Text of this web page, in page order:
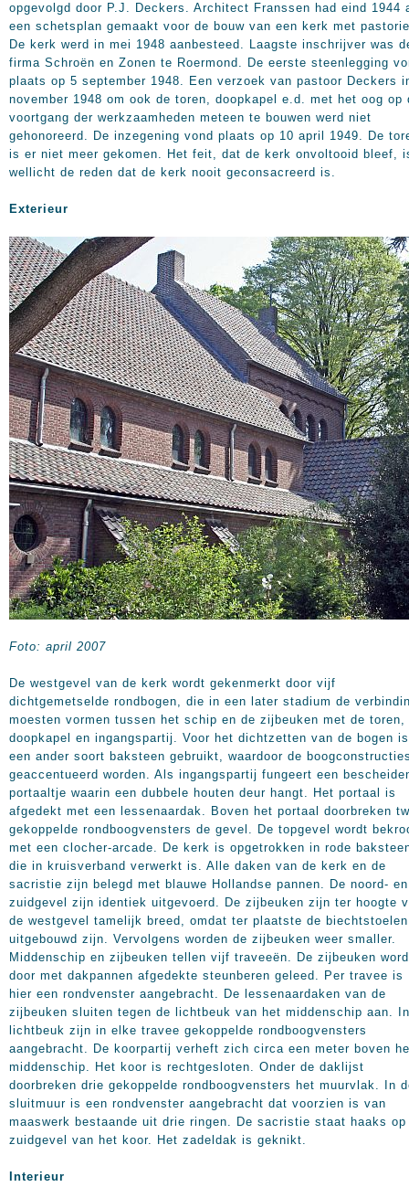
opgevolgd door P.J. Deckers. Architect Franssen had eind 1944
een schetsplan gemaakt voor de bouw van een kerk met
De kerk werd in mei 1948 aanbesteed. Laagste inschrijver was
firma Schroën en Zonen te Roermond. De eerste steenlegging
plaats op 5 september 1948. Een verzoek van pastoor Deckers
november 1948 om ook de toren, doopkapel e.d. met het oog op
voortgang der werkzaamheden meteen te bouwen werd niet
gehonoreerd. De inzegening vond plaats op 10 april 1949. De
is er niet meer gekomen. Het feit, dat de kerk onvoltooid bleef,
wellicht de reden dat de kerk nooit geconsacreerd is.
Exterieur
Foto: april 2007
De westgevel van de kerk wordt gekenmerkt door vijf
dichtgemetselde rondbogen, die in een later stadium de
moesten vormen tussen het schip en de zijbeuken met de toren,
doopkapel en ingangspartij. Voor het dichtzetten van de bogen is
een ander soort baksteen gebruikt, waardoor de
geaccentueerd worden. Als ingangspartij fungeert een
portaaltje waarin een dubbele houten deur hangt. Het portaal is
afgedekt met een lessenaardak. Boven het portaal doorbreken
gekoppelde rondboogvensters de gevel. De topgevel wordt
met een clocher-arcade. De kerk is opgetrokken in rode
die in kruisverband verwerkt is. Alle daken van de kerk en de
sacristie zijn belegd met blauwe Hollandse pannen. De noord- en
zuidgevel zijn identiek uitgevoerd. De zijbeuken zijn ter hoogte
de westgevel tamelijk breed, omdat ter plaatste de biechtstoelen
uitgebouwd zijn. Vervolgens worden de zijbeuken weer smaller.
Middenschip en zijbeuken tellen vijf traveeën. De zijbeuken
door met dakpannen afgedekte steunberen geleed. Per travee is
hier een rondvenster aangebracht. De lessenaardaken van de
zijbeuken sluiten tegen de lichtbeuk van het middenschip aan.
lichtbeuk zijn in elke travee gekoppelde rondboogvensters
aangebracht. De koorpartij verheft zich circa een meter boven
middenschip. Het koor is rechtgesloten. Onder de daklijst
doorbreken drie gekoppelde rondboogvensters het muurvlak. In
sluitmuur is een rondvenster aangebracht dat voorzien is van
maaswerk bestaande uit drie ringen. De sacristie staat haaks op
zuidgevel van het koor. Het zadeldak is geknikt.
Interieur